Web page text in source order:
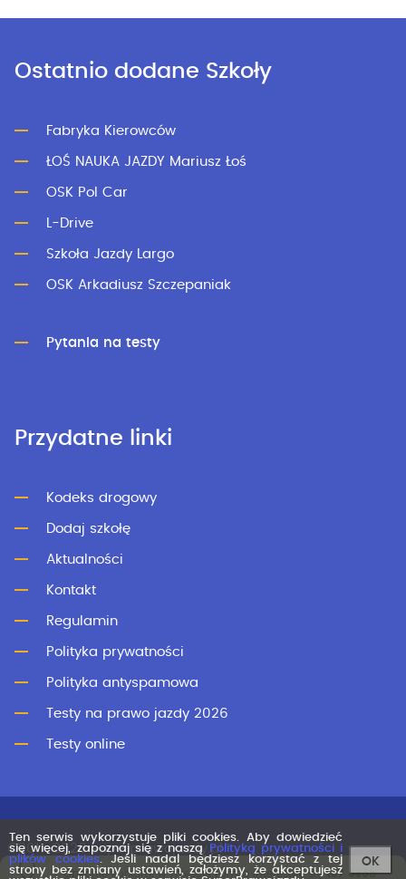
Obecnie kursami w mieście Łomża interesuje się107 osób
Ostatnio dodane Szkoły
Fabryka Kierowców
ŁOŚ NAUKA JAZDY Mariusz Łoś
OSK Pol Car
L-Drive
Szkoła Jazdy Largo
OSK Arkadiusz Szczepaniak
Pytania na testy
Przydatne linki
Kodeks drogowy
Dodaj szkołę
Aktualności
Kontakt
Regulamin
Polityka prywatności
Polityka antyspamowa
Testy na prawo jazdy 2026
Testy online
©2011-2026 superprawojazdy.pl
Ten serwis wykorzystuje pliki cookies. Aby dowiedzieć
się więcej, zapoznaj się z naszą
Polityką prywatności i
plików cookies. Jeśli nadal będziesz korzystać z tej
strony bez zmiany ustawień, założymy, że akceptujesz
OK